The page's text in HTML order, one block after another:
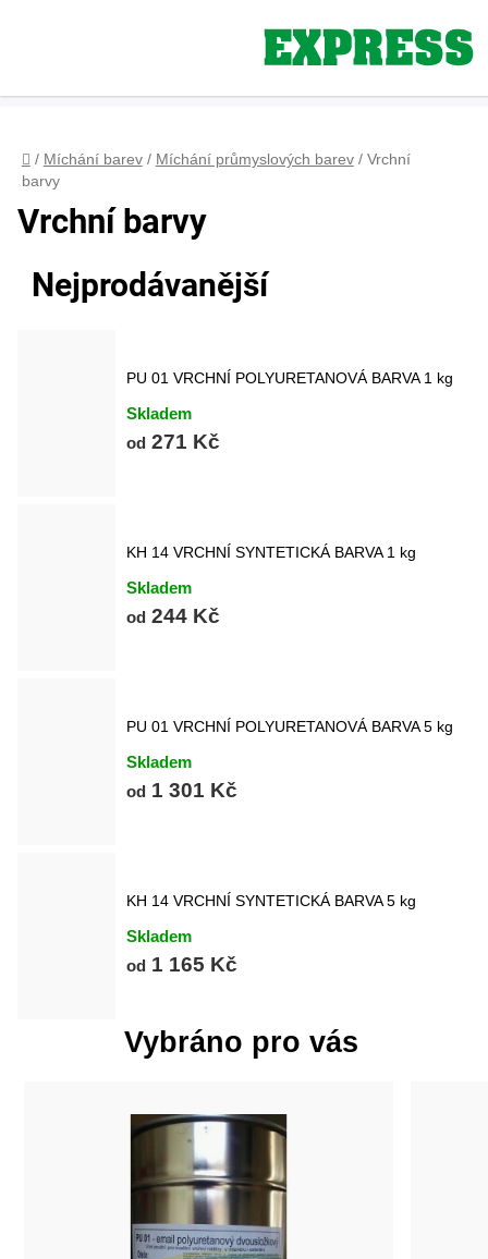
Domů
/ Míchání barev / Míchání průmyslových barev / Vrchní
barvy
Vrchní barvy
Nejprodávanější
PU 01 VRCHNÍ POLYURETANOVÁ BARVA 1 kg
Skladem
od271 Kč
KH 14 VRCHNÍ SYNTETICKÁ BARVA 1 kg
Skladem
od244 Kč
PU 01 VRCHNÍ POLYURETANOVÁ BARVA 5 kg
Skladem
od1 301 Kč
KH 14 VRCHNÍ SYNTETICKÁ BARVA 5 kg
Skladem
od1 165 Kč
Vybráno pro vás